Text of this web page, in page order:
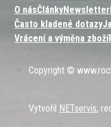
O násČlánkyNewsletter
Často kladené dotazy
Vrácení a výměna zboží
Copyright ©
Vytvořil NETservis,